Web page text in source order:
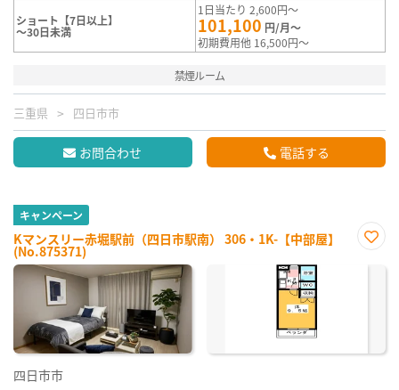
ショート【7日以上】
～30日未満
1日当たり 2,600円～
101,100 円/月～
初期費用他 16,500円～
禁煙ルーム
三重県 四日市市
お問合わせ 電話する
キャンペーン
Kマンスリー赤堀駅前（四日市駅南） 306・1K-【中部屋】
(No.875371)
に入
四日市市